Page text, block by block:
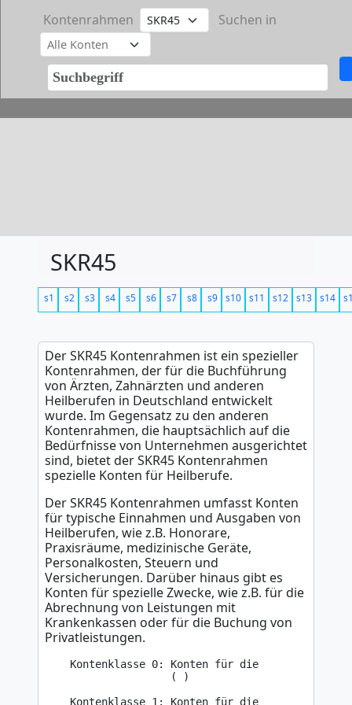
Kontenrahmen Suchen in
SKR45
s1 s2 s3 s4 s5 s6 s7 s8 s9 s10 s11 s12 s13 s14
Der SKR45 Kontenrahmen ist ein spezieller
Kontenrahmen, der für die Buchführung
von Ärzten, Zahnärzten und anderen
Heilberufen in Deutschland entwickelt
wurde. Im Gegensatz zu den anderen
Kontenrahmen, die hauptsächlich auf die
Bedürfnisse von Unternehmen ausgerichtet
sind, bietet der SKR45 Kontenrahmen
spezielle Konten für Heilberufe.
Der SKR45 Kontenrahmen umfasst Konten
für typische Einnahmen und Ausgaben von
Heilberufen, wie z.B. Honorare,
Praxisräume, medizinische Geräte,
Personalkosten, Steuern und
Versicherungen. Darüber hinaus gibt es
Konten für spezielle Zwecke, wie z.B. für die
Abrechnung von Leistungen mit
Krankenkassen oder für die Buchung von
Privatleistungen.
    Kontenklasse 0: Konten für die
                    ( )
    Kontenklasse 1: Konten für die